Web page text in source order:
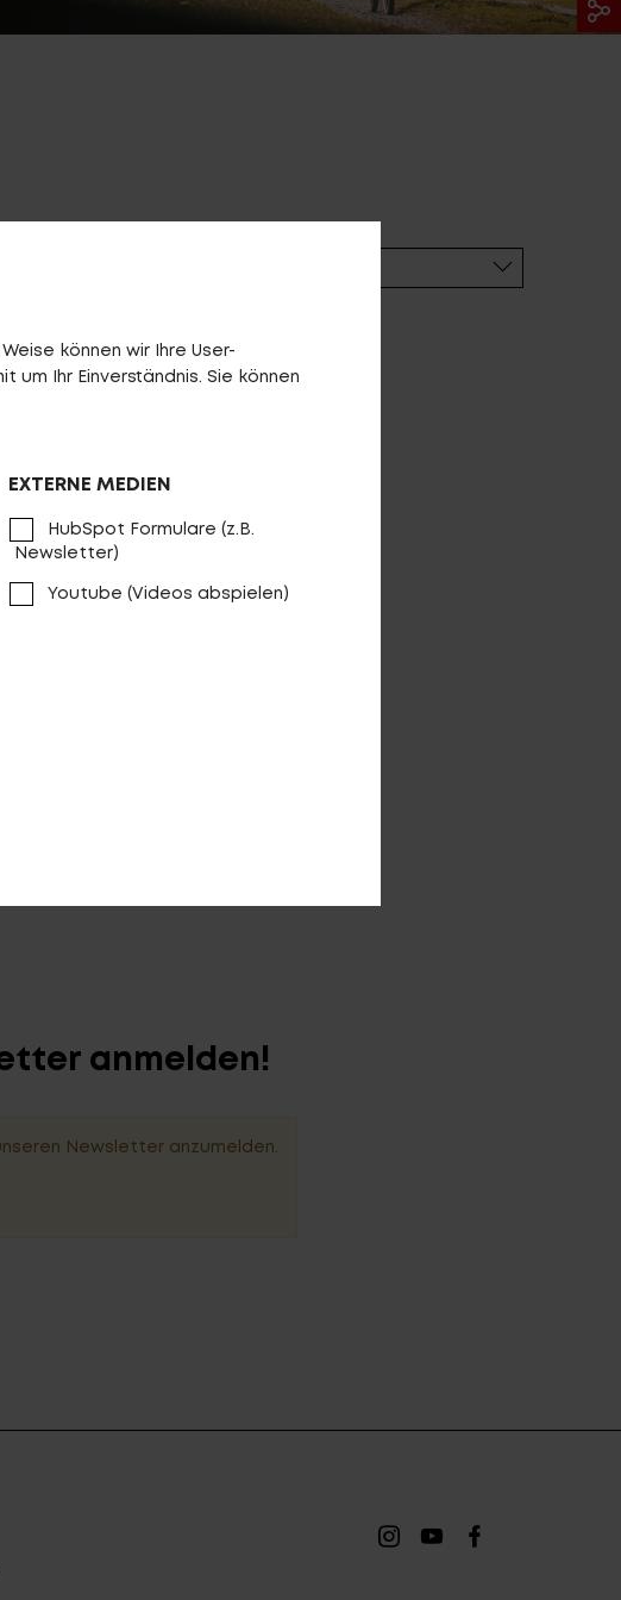
anmelden!
Newsletter anzumelden.
können wir Ihre User-
um Ihr Einverständnis. Sie können
EXTERNE MEDIEN
HubSpot Formulare (z.B.
Newsletter)
Youtube (Videos abspielen)